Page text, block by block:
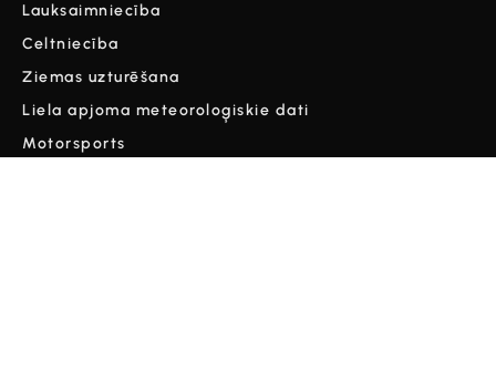
Lauksaimniecība
Celtniecība
Ziemas uzturēšana
Liela apjoma meteoroloģiskie dati
Motorsports